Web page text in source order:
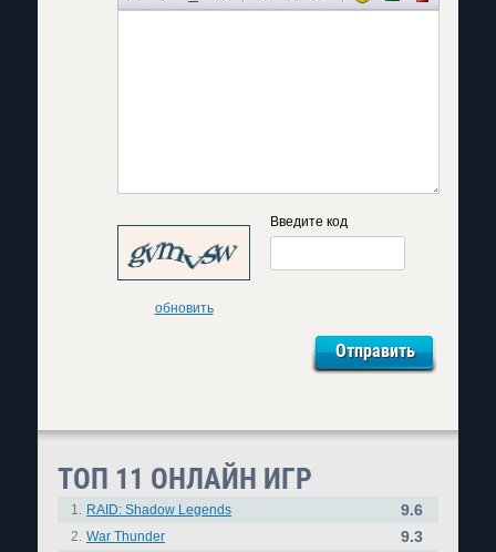
обновить
Введите код
ТОП 11 ОНЛАЙН ИГР
1. RAID: Shadow Legends 9.6
2. War Thunder 9.3